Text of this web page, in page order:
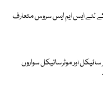
لئے ایس ایم ایس سروس متعارف
اور موٹرسائیکل سواروں